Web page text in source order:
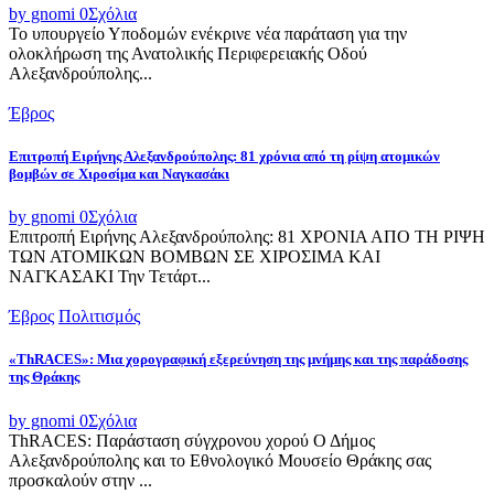
by gnomi 0Σχόλια
Το υπουργείο Υποδομών ενέκρινε νέα παράταση για την
ολοκλήρωση της Ανατολικής Περιφερειακής Οδού
Αλεξανδρούπολης...
Έβρος
Επιτροπή Ειρήνης Αλεξανδρούπολης: 81 χρόνια από τη ρίψη ατομικών
βομβών σε Χιροσίμα και Ναγκασάκι
by gnomi 0Σχόλια
Επιτροπή Ειρήνης Αλεξανδρούπολης: 81 ΧΡΟΝΙΑ ΑΠΟ ΤΗ ΡΙΨΗ
ΤΩΝ ΑΤΟΜΙΚΩΝ ΒΟΜΒΩΝ ΣΕ ΧΙΡΟΣΙΜΑ ΚΑΙ
ΝΑΓΚΑΣΑΚΙ Την Τετάρτ...
Έβρος Πολιτισμός
«ThRACES»: Μια χορογραφική εξερεύνηση της μνήμης και της παράδοσης
της Θράκης
by gnomi 0Σχόλια
ThRACES: Παράσταση σύγχρονου χορού Ο Δήμος
Αλεξανδρούπολης και το Εθνολογικό Μουσείο Θράκης σας
προσκαλούν στην ...